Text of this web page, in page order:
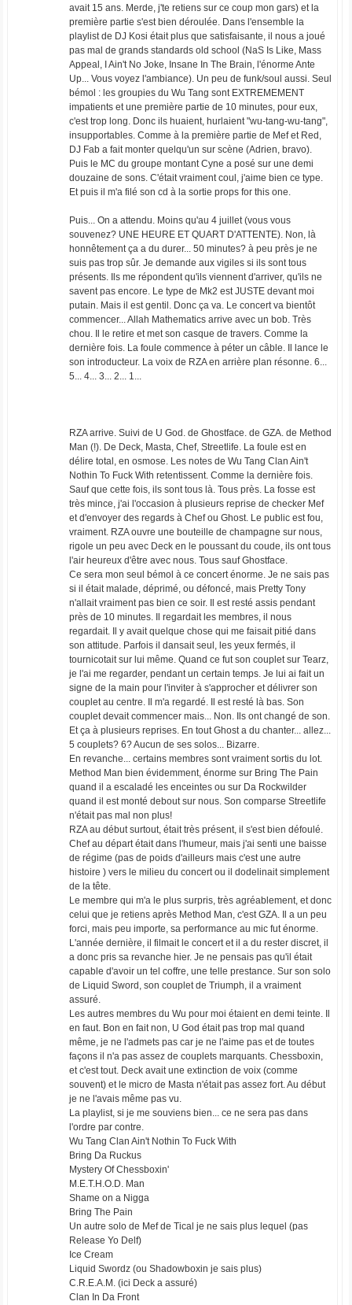
avait 15 ans. Merde, j'te retiens sur ce coup mon gars) et la
première partie s'est bien déroulée. Dans l'ensemble la
playlist de DJ Kosi était plus que satisfaisante, il nous a joué
pas mal de grands standards old school (NaS Is Like, Mass
Appeal, I Ain't No Joke, Insane In The Brain, l'énorme Ante
Up... Vous voyez l'ambiance). Un peu de funk/soul aussi. Seul
bémol : les groupies du Wu Tang sont EXTREMEMENT
impatients et une première partie de 10 minutes, pour eux,
c'est trop long. Donc ils huaient, hurlaient "wu-tang-wu-tang",
insupportables. Comme à la première partie de Mef et Red,
DJ Fab a fait monter quelqu'un sur scène (Adrien, bravo).
Puis le MC du groupe montant Cyne a posé sur une demi
douzaine de sons. C'était vraiment coul, j'aime bien ce type.
Et puis il m'a filé son cd à la sortie props for this one.
Puis... On a attendu. Moins qu'au 4 juillet (vous vous
souvenez? UNE HEURE ET QUART D'ATTENTE). Non, là
honnêtement ça a du durer... 50 minutes? à peu près je ne
suis pas trop sûr. Je demande aux vigiles si ils sont tous
présents. Ils me répondent qu'ils viennent d'arriver, qu'ils ne
savent pas encore. Le type de Mk2 est JUSTE devant moi
putain. Mais il est gentil. Donc ça va. Le concert va bientôt
commencer... Allah Mathematics arrive avec un bob. Très
chou. Il le retire et met son casque de travers. Comme la
dernière fois. La foule commence à péter un câble. Il lance le
son introducteur. La voix de RZA en arrière plan résonne. 6...
5... 4... 3... 2... 1...
RZA arrive. Suivi de U God. de Ghostface. de GZA. de Method
Man (!). De Deck, Masta, Chef, Streetlife. La foule est en
délire total, en osmose. Les notes de Wu Tang Clan Ain't
Nothin To Fuck With retentissent. Comme la dernière fois.
Sauf que cette fois, ils sont tous là. Tous près. La fosse est
très mince, j'ai l'occasion à plusieurs reprise de checker Mef
et d'envoyer des regards à Chef ou Ghost. Le public est fou,
vraiment. RZA ouvre une bouteille de champagne sur nous,
rigole un peu avec Deck en le poussant du coude, ils ont tous
l'air heureux d'être avec nous. Tous sauf Ghostface.
Ce sera mon seul bémol à ce concert énorme. Je ne sais pas
si il était malade, déprimé, ou défoncé, mais Pretty Tony
n'allait vraiment pas bien ce soir. Il est resté assis pendant
près de 10 minutes. Il regardait les membres, il nous
regardait. Il y avait quelque chose qui me faisait pitié dans
son attitude. Parfois il dansait seul, les yeux fermés, il
tournicotait sur lui même. Quand ce fut son couplet sur Tearz,
je l'ai me regarder, pendant un certain temps. Je lui ai fait un
signe de la main pour l'inviter à s'approcher et délivrer son
couplet au centre. Il m'a regardé. Il est resté là bas. Son
couplet devait commencer mais... Non. Ils ont changé de son.
Et ça à plusieurs reprises. En tout Ghost a du chanter... allez...
5 couplets? 6? Aucun de ses solos... Bizarre.
En revanche... certains membres sont vraiment sortis du lot.
Method Man bien évidemment, énorme sur Bring The Pain
quand il a escaladé les enceintes ou sur Da Rockwilder
quand il est monté debout sur nous. Son comparse Streetlife
n'était pas mal non plus!
RZA au début surtout, était très présent, il s'est bien défoulé.
Chef au départ était dans l'humeur, mais j'ai senti une baisse
de régime (pas de poids d'ailleurs mais c'est une autre
histoire ) vers le milieu du concert ou il dodelinait simplement
de la tête.
Le membre qui m'a le plus surpris, très agréablement, et donc
celui que je retiens après Method Man, c'est GZA. Il a un peu
forci, mais peu importe, sa performance au mic fut énorme.
L'année dernière, il filmait le concert et il a du rester discret, il
a donc pris sa revanche hier. Je ne pensais pas qu'il était
capable d'avoir un tel coffre, une telle prestance. Sur son solo
de Liquid Sword, son couplet de Triumph, il a vraiment
assuré.
Les autres membres du Wu pour moi étaient en demi teinte. Il
en faut. Bon en fait non, U God était pas trop mal quand
même, je ne l'admets pas car je ne l'aime pas et de toutes
façons il n'a pas assez de couplets marquants. Chessboxin,
et c'est tout. Deck avait une extinction de voix (comme
souvent) et le micro de Masta n'était pas assez fort. Au début
je ne l'avais même pas vu.
La playlist, si je me souviens bien... ce ne sera pas dans
l'ordre par contre.
Wu Tang Clan Ain't Nothin To Fuck With
Bring Da Ruckus
Mystery Of Chessboxin'
M.E.T.H.O.D. Man
Shame on a Nigga
Bring The Pain
Un autre solo de Mef de Tical je ne sais plus lequel (pas
Release Yo Delf)
Ice Cream
Liquid Swordz (ou Shadowboxin je sais plus)
C.R.E.A.M. (ici Deck a assuré)
Clan In Da Front